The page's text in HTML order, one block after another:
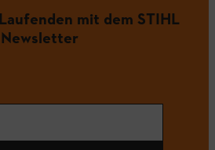
mit dem STIHL
Newsletter